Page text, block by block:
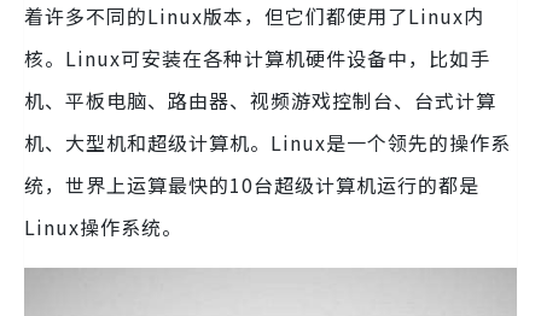
着许多不同的Linux版本，但它们都使用了Linux内
核。Linux可安装在各种计算机硬件设备中，比如手
机、平板电脑、路由器、视频游戏控制台、台式计算
机、大型机和超级计算机。Linux是一个领先的操作系
统，世界上运算最快的10台超级计算机运行的都是
Linux操作系统。